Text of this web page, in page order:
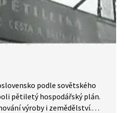
podle sovětského
pětiletý hospodářský plán.
výroby i zemědělství.